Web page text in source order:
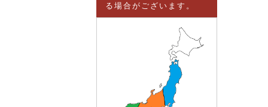
る場合がございます。